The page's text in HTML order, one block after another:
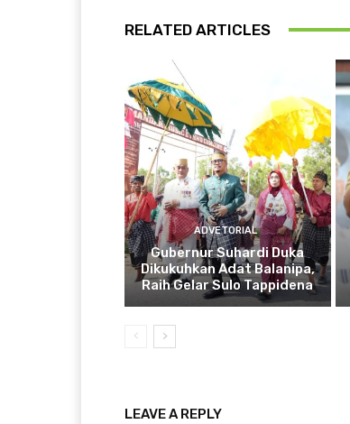
RELATED ARTICLES
ADVETORIAL
Gubernur Suhardi Duka
Dikukuhkan Adat Balanipa,
Raih Gelar Sulo Tappidena
LEAVE A REPLY